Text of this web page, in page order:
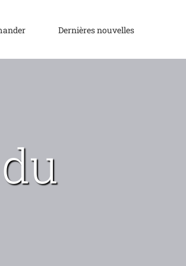
Dernières nouvelles